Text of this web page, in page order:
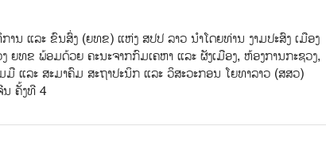
ານ ແລະ ຂົນສົ່ງ (ຍທຂ) ແຫ່ງ ສປປ ລາວ ນໍາໂດຍທ່ານ ງາມປະສົງ ເມືອງ
ຍທຂ ພ້ອມດ້ວຍ ຄະນະຈາກກົມເຄຫາ ແລະ ຜັງເມືອງ, ຫ້ອງການກະຊວງ,
ແລະ ສະມາຄົມ ສະຖາປະນິກ ແລະ ວິສະວະກອນ ໂຍທາລາວ (ສສວ)
ນ ຄັ້ງທີ 4